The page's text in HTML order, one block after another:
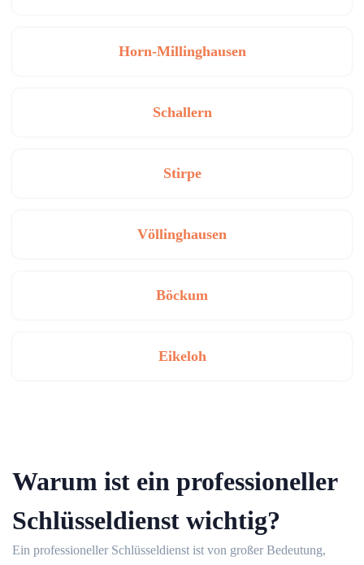
Horn-Millinghausen
Schallern
Stirpe
Völlinghausen
Böckum
Eikeloh
Warum ist ein professioneller
Schlüsseldienst wichtig?
Ein professioneller Schlüsseldienst ist von großer Bedeutung,